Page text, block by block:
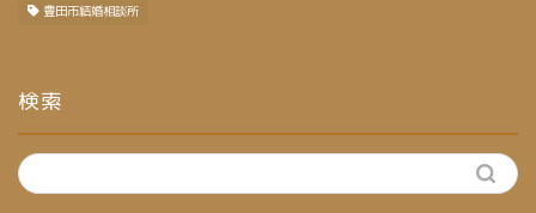
豊田市結婚相談所
検索